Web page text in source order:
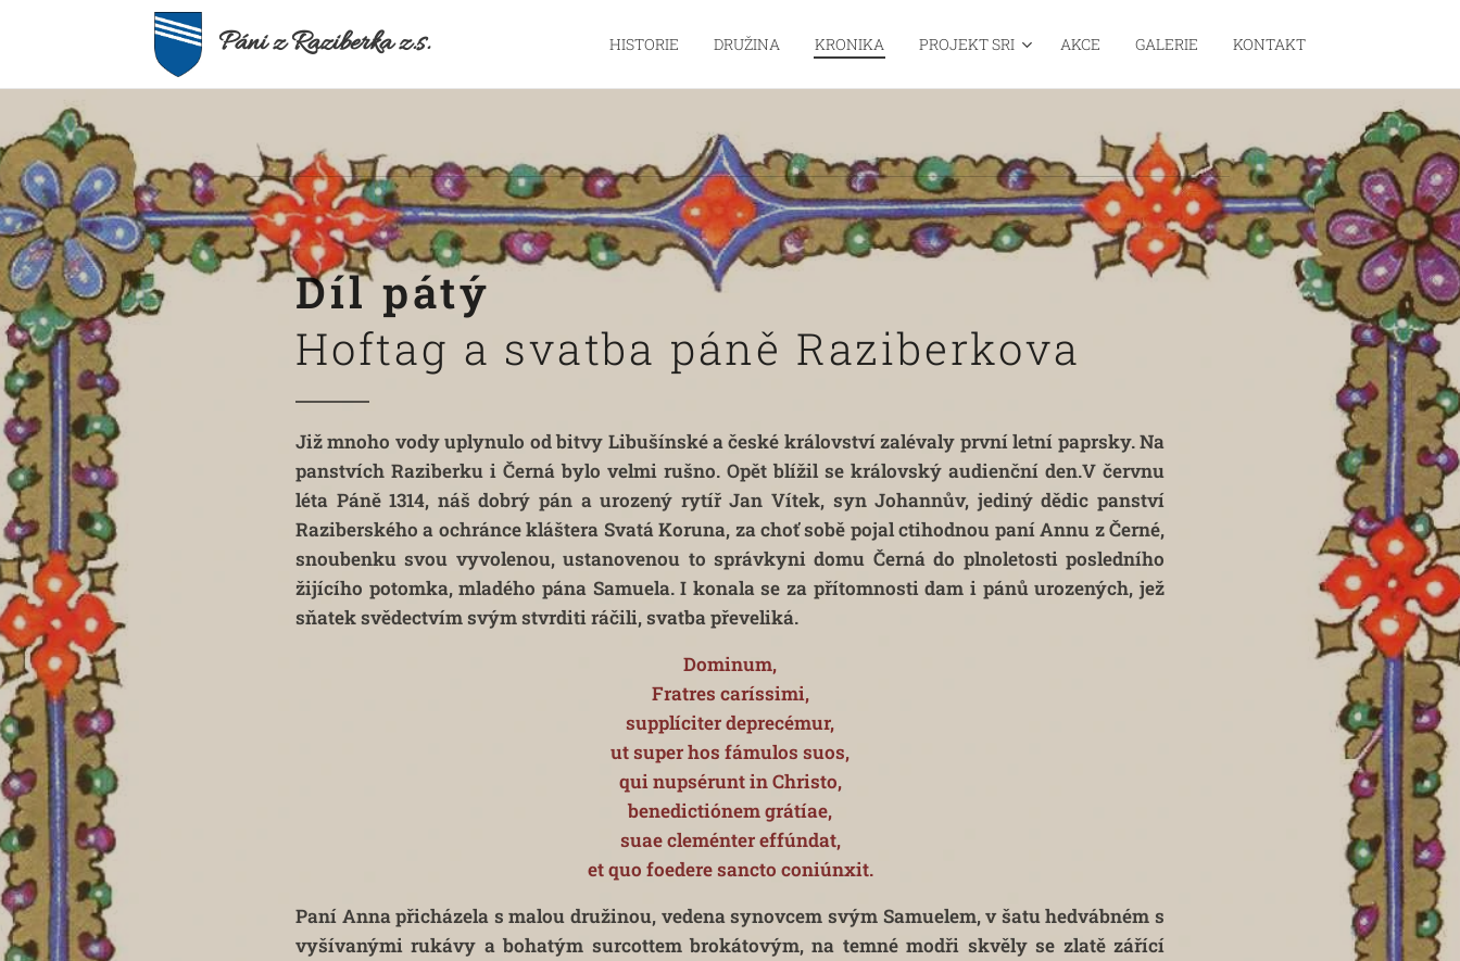
Páni z Raziberka z.s. HISTORIE DRUŽINA KRONIKA PROJEKT SRI AKCE GALERIE KONTAKT
Díl pátý
Hoftag a svatba páně Raziberkova
Již mnoho vody uplynulo od bitvy Libušínské a české království zalévaly první letní paprsky. Na
panstvích Raziberku i Černá bylo velmi rušno. Opět blížil se královský audienční den.V červnu
léta Páně 1314, náš dobrý pán a urozený rytíř Jan Vítek, syn Johannův, jediný dědic panství
Raziberského a ochránce kláštera Svatá Koruna, za choť sobě pojal ctihodnou paní Annu z Černé,
snoubenku svou vyvolenou, ustanovenou to správkyni domu Černá do plnoletosti posledního
žijícího potomka, mladého pána Samuela. I konala se za přítomnosti dam i pánů urozených, jež
sňatek svědectvím svým stvrditi ráčili, svatba převeliká.
Dominum,
Fratres caríssimi,
supplíciter deprecémur,
ut super hos fámulos suos,
qui nupsérunt in Christo,
benedictiónem grátíae,
suae cleménter effúndat,
et quo foedere sancto coniúnxit.
Paní Anna přicházela s malou družinou, vedena synovcem svým Samuelem, v šatu hedvábném s
vyšívanými rukávy a bohatým surcottem brokátovým, na temné modři skvěly se zlatě zářící